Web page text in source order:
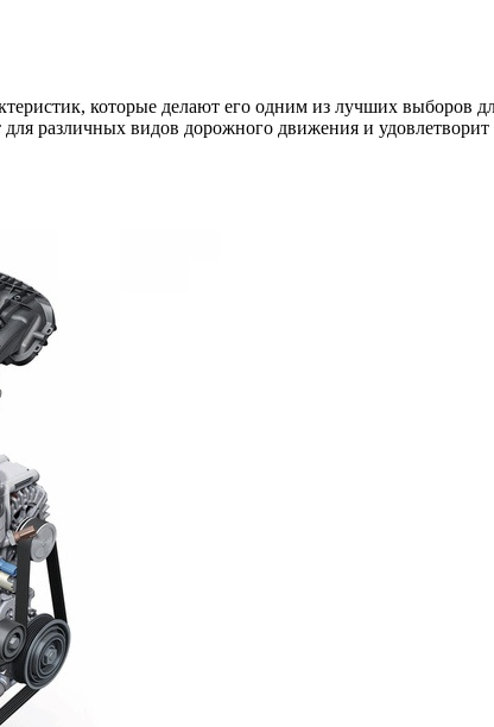
которые делают его одним из лучших выборов
различных видов дорожного движения и